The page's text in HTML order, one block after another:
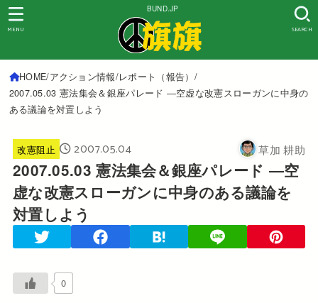
BUND.JP
SEARCH
MENU
HOME アクション情報 レポート（報告）
2007.05.03 憲法集会＆銀座パレード ―空虚な改憲スローガンに中身の
ある議論を対置しよう
改憲阻止 2007.05.04 草加 耕助
2007.05.03 憲法集会＆銀座パレード ―空
虚な改憲スローガンに中身のある議論を
対置しよう
0